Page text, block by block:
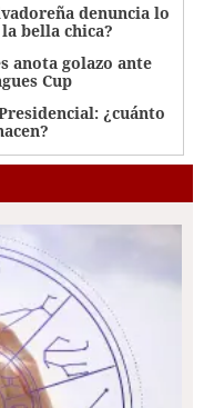
denuncia lo
bella chica?
anota golazo ante
Cup
¿cuánto